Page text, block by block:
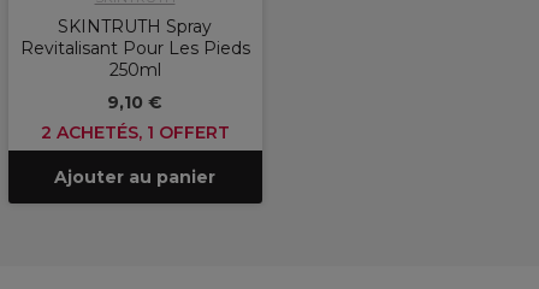
SKINTRUTH Spray
Revitalisant Pour Les Pieds
250ml
9,10 €
2 ACHETÉS, 1 OFFERT
Ajouter au panier